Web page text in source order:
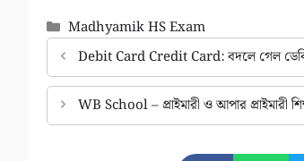
Categories
Madhyamik HS Exam
Debit Card Credit Card: বদলে গেল ডেবিট
WB School – প্রাইমারী ও আপার প্রাইমারী